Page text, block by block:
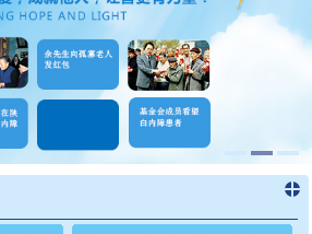
进入慈